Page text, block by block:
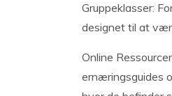
Gruppeklasser:
designet til at
Online
ernæringsguides